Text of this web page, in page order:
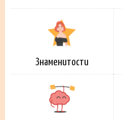
Знаменитости